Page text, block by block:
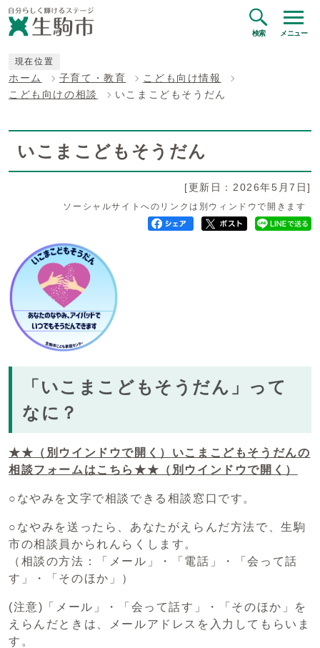
検索 メニュー
現在位置
ホーム 子育て・教育
こども向け情報
こども向けの相談
いこまこどもそうだん
いこまこどもそうだん
[更新日：2026年5月7日]
ソーシャルサイトへのリンクは別ウィンドウで開きます
「いこまこどもそうだん」って
なに？
★★ （別ウインドウで開く） いこまこどもそうだんの
相談フォームはこちら★★ （別ウインドウで開く）
○なやみを文字で相談できる相談窓口です。
○なやみを送ったら、あなたがえらんだ方法で、生駒
市の相談員かられんらくします。
（相談の方法：「メール」・「電話」・「会って話
す」・「そのほか」）
(注意)「メール」・「会って話す」・「そのほか」を
えらんだときは、メールアドレスを入力してもらいま
す。